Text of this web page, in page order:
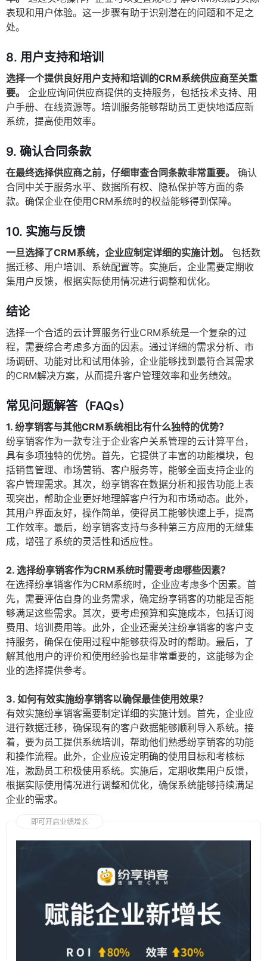
表现和用户体验。这一步骤有助于识别潜在的问题和不足之
处。
8. 用户支持和培训
选择一个提供良好用户支持和培训的CRM系统供应商至关重
要。
企业应询问供应商提供的支持服务，包括技术支持、用
户手册、在线资源等。培训服务能够帮助员工更快地适应新
系统，提高使用效率。
9. 确认合同条款
在最终选择供应商之前，仔细审查合同条款非常重要。
确认
合同中关于服务水平、数据所有权、隐私保护等方面的条
款。确保企业在使用CRM系统时的权益能够得到保障。
10. 实施与反馈
一旦选择了CRM系统，企业应制定详细的实施计划。
包括数
据迁移、用户培训、系统配置等。实施后，企业需要定期收
集用户反馈，根据实际使用情况进行调整和优化。
结论
选择一个合适的云计算服务行业CRM系统是一个复杂的过
程，需要综合考虑多方面的因素。通过详细的需求分析、市
场调研、功能对比和试用体验，企业能够找到最符合其需求
的CRM解决方案，从而提升客户管理效率和业务绩效。
常见问题解答（FAQs）
1. 纷享销客与其他CRM系统相比有什么独特的优势？
纷享销客作为一款专注于企业客户关系管理的云计算平台，
具有多项独特的优势。首先，它提供了丰富的功能模块，包
括销售管理、市场营销、客户服务等，能够全面支持企业的
客户管理需求。其次，纷享销客在数据分析和报告功能上表
现突出，帮助企业更好地理解客户行为和市场动态。此外，
其用户界面友好，操作简单，使得员工能够快速上手，提高
工作效率。最后，纷享销客支持与多种第三方应用的无缝集
成，增强了系统的灵活性和适应性。
2. 选择纷享销客作为CRM系统时需要考虑哪些因素？
在选择纷享销客作为CRM系统时，企业应考虑多个因素。首
先，需要评估自身的业务需求，确定纷享销客的功能是否能
够满足这些需求。其次，要考虑预算和实施成本，包括订阅
费用、培训费用等。此外，企业还需关注纷享销客的客户支
持服务，确保在使用过程中能够获得及时的帮助。最后，了
解其他用户的评价和使用经验也是非常重要的，这能够为企
业的选择提供参考。
3. 如何有效实施纷享销客以确保最佳使用效果？
有效实施纷享销客需要制定详细的实施计划。首先，企业应
进行数据迁移，确保现有的客户数据能够顺利导入系统。接
着，要为员工提供系统培训，帮助他们熟悉纷享销客的功能
和操作流程。此外，企业应设定明确的使用目标和考核标
准，激励员工积极使用系统。实施后，定期收集用户反馈，
根据实际使用情况进行调整和优化，确保系统能够持续满足
企业的需求。
即可开启业绩增长